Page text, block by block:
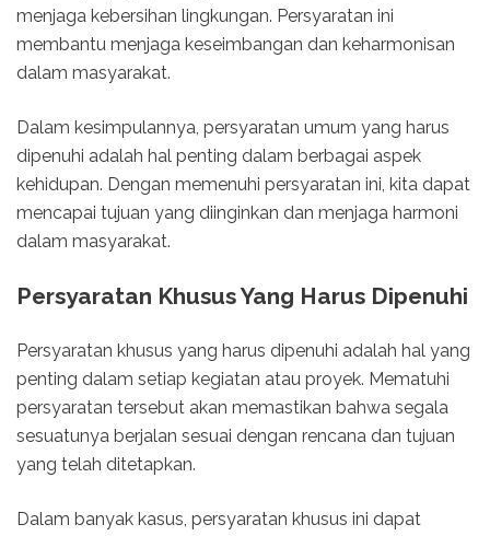
menjaga kebersihan lingkungan. Persyaratan ini
membantu menjaga keseimbangan dan keharmonisan
dalam masyarakat.
Dalam kesimpulannya, persyaratan umum yang harus
dipenuhi adalah hal penting dalam berbagai aspek
kehidupan. Dengan memenuhi persyaratan ini, kita dapat
mencapai tujuan yang diinginkan dan menjaga harmoni
dalam masyarakat.
Persyaratan Khusus Yang Harus Dipenuhi
Persyaratan khusus yang harus dipenuhi adalah hal yang
penting dalam setiap kegiatan atau proyek. Mematuhi
persyaratan tersebut akan memastikan bahwa segala
sesuatunya berjalan sesuai dengan rencana dan tujuan
yang telah ditetapkan.
Dalam banyak kasus, persyaratan khusus ini dapat